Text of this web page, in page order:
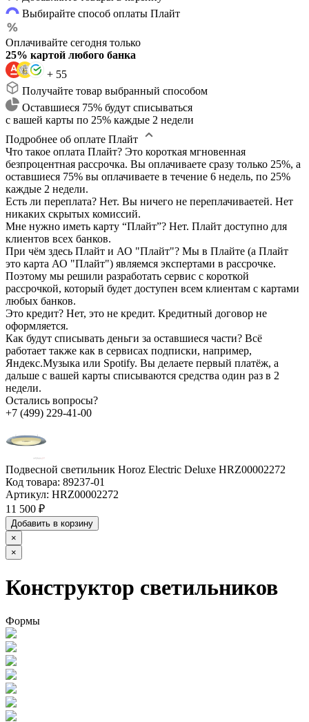
Выбирайте способ оплаты Плайт
Оплачивайте сегодня только
25% картой любого банка
+ 55
Получайте товар выбранный способом
Оставшиеся 75% будут списываться
с вашей карты по 25% каждые 2 недели
Подробнее об оплате Плайт
Что такое оплата Плайт? Это короткая мгновенная
безпроцентная рассрочка. Вы оплачиваете сразу только 25%, а
оставшиеся 75% вы оплачиваете в течение 6 недель, по 25%
каждые 2 недели.
Есть ли переплата? Нет. Вы ничего не переплачиваетей. Нет
никаких скрытых комиссий.
Мне нужно иметь карту “Плайт”? Нет. Плайт доступно для
клиентов всех банков.
При чём здесь Плайт и АО "Плайт"? Мы в Плайте (а Плайт
это карта АО "Плайт") являемся экспертами в рассрочке.
Поэтому мы решили разработать сервис с короткой
рассрочкой, который будет доступен всем клиентам с картами
любых банков.
Это кредит? Нет, это не кредит. Кредитный договор не
оформляется.
Как будут списывать деньги за оставшиеся части? Всё
работает также как в сервисах подписки, например,
Яндекс.Музыка или Spotify. Вы делаете первый платёж, а
дальше с вашей карты списываются средства один раз в 2
недели.
Остались вопросы?
+7 (499) 229-41-00
Подвесной светильник Horoz Electric Deluxe HRZ00002272
Код товара: 89237-01
Артикул: HRZ00002272
11 500 ₽
Добавить в корзину
×
×
Конструктор светильников
Формы